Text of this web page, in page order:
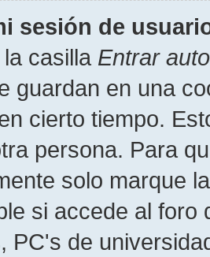
sesión de
casilla Entrar
guardan en una
cierto tiempo.
persona. Para
solo marque
si accede al foro
PC's de